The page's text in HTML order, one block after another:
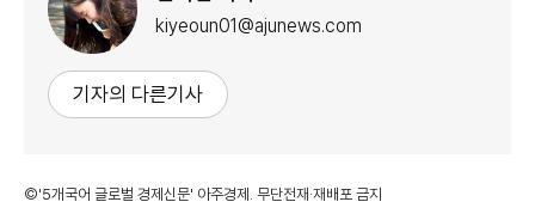
kiyeoun01@ajunews.com
기자의 다른기사
©'5개국어 글로벌 경제신문' 아주경제. 무단전재·재배포 금지